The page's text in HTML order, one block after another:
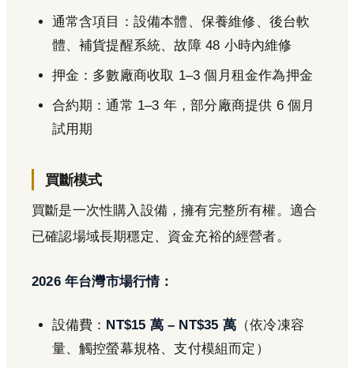
通常含項目：設備本體、保養維修、後台軟
體、補貨提醒系統、故障 48 小時內維修
押金：多數廠商收取 1–3 個月租金作為押金
合約期：通常 1–3 年，部分廠商提供 6 個月
試用期
買斷模式
買斷是一次性購入設備，擁有完整所有權。適合
已確認場域長期穩定、資金充裕的經營者。
2026 年台灣市場行情：
設備費： NT$15 萬 – NT$35 萬（依冷凍容
量、觸控螢幕規格、支付模組而定）